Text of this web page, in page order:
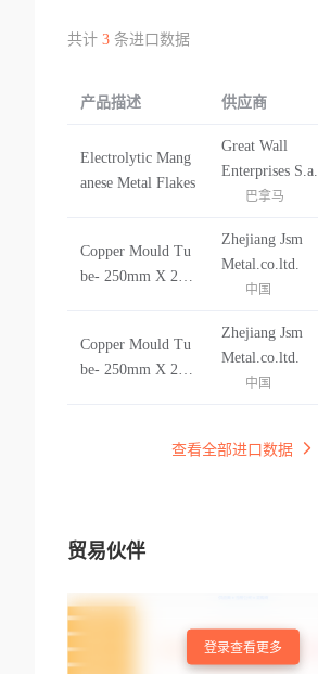
共计 3条进口数据
产品描述 供应商
Electrolytic Mang
anese Metal Flakes
Great Wall
Enterprises S.a.
巴拿马
Copper Mould Tu
be- 250mm X 250
nsumption
Zhejiang Jsm
Metal.co.ltd.
中国
Copper Mould Tu
be- 250mm X 250
Zhejiang Jsm
Metal.co.ltd.
中国
查看全部进口数据
贸易伙伴
登录查看更多